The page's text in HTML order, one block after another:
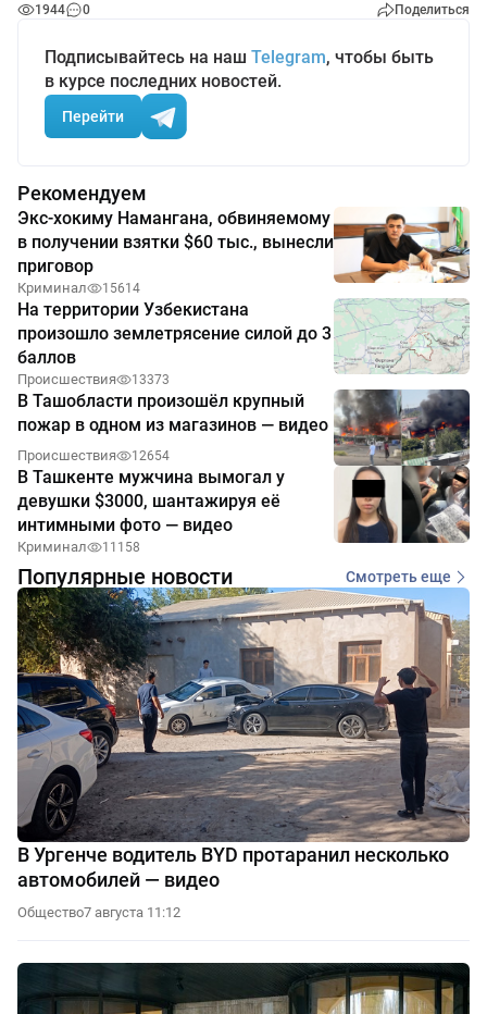
1944 0 Поделиться
Подписывайтесь на наш Telegram, чтобы быть
в курсе последних новостей.
Перейти
Рекомендуем
Экс-хокиму Намангана, обвиняемому
в получении взятки $60 тыс., вынесли
приговор
Криминал 15614
На территории Узбекистана
произошло землетрясение силой до 3
баллов
Происшествия 13373
В Ташобласти произошёл крупный
пожар в одном из магазинов — видео
Происшествия 12654
В Ташкенте мужчина вымогал у
девушки $3000, шантажируя её
интимными фото — видео
Криминал 11158
Популярные новости Смотреть еще
В Ургенче водитель BYD протаранил несколько
автомобилей — видео
Общество7 августа 11:12